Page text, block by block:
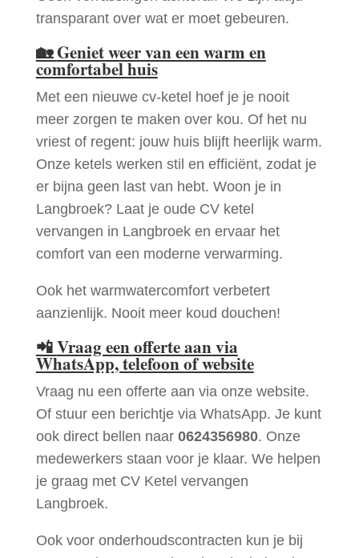
transparant over wat er moet gebeuren.
🏡Geniet weer van een warm en
comfortabel huis
Met een nieuwe cv-ketel hoef je je nooit
meer zorgen te maken over kou. Of het nu
vriest of regent: jouw huis blijft heerlijk warm.
Onze ketels werken stil en efficiënt, zodat je
er bijna geen last van hebt. Woon je in
Langbroek? Laat je oude CV ketel
vervangen in Langbroek en ervaar het
comfort van een moderne verwarming.
Ook het warmwatercomfort verbetert
aanzienlijk. Nooit meer koud douchen!
📲Vraag een offerte aan via
WhatsApp, telefoon of website
Vraag nu een offerte aan via onze website.
Of stuur een berichtje via WhatsApp. Je kunt
ook direct bellen naar 0624356980. Onze
medewerkers staan voor je klaar. We helpen
je graag met CV Ketel vervangen
Langbroek.
Ook voor onderhoudscontracten kun je bij